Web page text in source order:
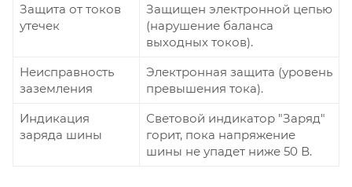
Защита от токов
утечек
Защищен электронной цепью
(нарушение баланса
выходных токов).
Неисправность
заземления
Электронная защита (уровень
превышения тока).
Индикация
заряда шины
Световой индикатор "Заряд"
горит, пока напряжение
шины не упадет ниже 50 В.